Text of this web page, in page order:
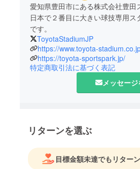
愛知県豊田市にある株式会社豊田
日本で２番目に大きい球技専用
です。
ToyotaStadiumJP
https://www.toyota-
https://toyota-sportspark.jp/
特定商取引法に基づく表記
メッセー
リターンを選ぶ
目標金額未達でもリター